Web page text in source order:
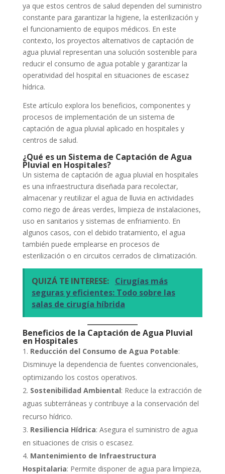
ya que estos centros de salud dependen del suministro
constante para garantizar la higiene, la esterilización y
el funcionamiento de equipos médicos. En este
contexto, los proyectos alternativos de captación de
agua pluvial representan una solución sostenible para
reducir el consumo de agua potable y garantizar la
operatividad del hospital en situaciones de escasez
hídrica.
Este artículo explora los beneficios, componentes y
procesos de implementación de un sistema de
captación de agua pluvial aplicado en hospitales y
centros de salud.
¿Qué es un Sistema de Captación de Agua
Pluvial en Hospitales?
Un sistema de captación de agua pluvial en hospitales
es una infraestructura diseñada para recolectar,
almacenar y reutilizar el agua de lluvia en actividades
como riego de áreas verdes, limpieza de instalaciones,
uso en sanitarios y sistemas de enfriamiento. En
algunos casos, con el debido tratamiento, el agua
también puede emplearse en procesos de
esterilización o en circuitos cerrados de climatización.
QUIZÁ TE INTERESE: Cirugías más
seguras y eficientes: Todo sobre las
salas de cirugía híbrida
Beneficios de la Captación de Agua Pluvial
en Hospitales
Reducción del Consumo de Agua Potable:
Disminuye la dependencia de fuentes convencionales,
optimizando los costos operativos.
Sostenibilidad Ambiental: Reduce la extracción de
aguas subterráneas y contribuye a la conservación del
recurso hídrico.
Resiliencia Hídrica: Asegura el suministro de agua
en situaciones de crisis o escasez.
Mantenimiento de Infraestructura
Hospitalaria: Permite disponer de agua para limpieza,